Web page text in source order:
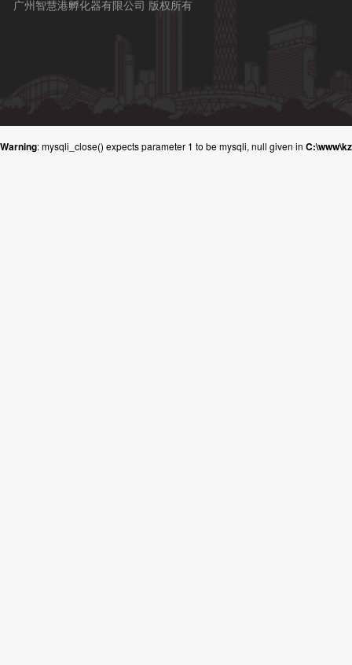
广州智慧港孵化器有限公司 版权所有
Warning: mysqli_close() expects parameter 1 to be mysqli, null given in